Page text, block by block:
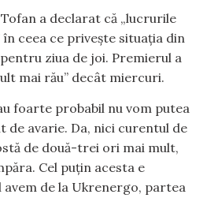
a declarat că „lucrurile
ceea ce privește situația din
ziua de joi. Premierul a
mai rău” decât miercuri.
foarte probabil nu vom putea
de avarie. Da, nici curentul de
de două-trei ori mai mult,
Cel puțin acesta e
avem de la Ukrenergo, partea